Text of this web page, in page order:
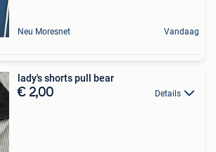
Neu Moresnet Vandaag
lady's shorts pull bear
€ 2,00 Details